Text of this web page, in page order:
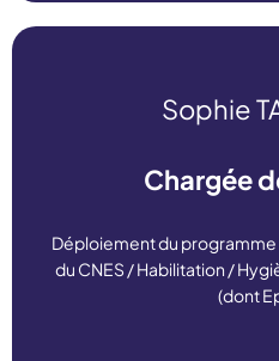
Sophie
Chargée
Déploiement du
du CNES / Habilitation /
(dont